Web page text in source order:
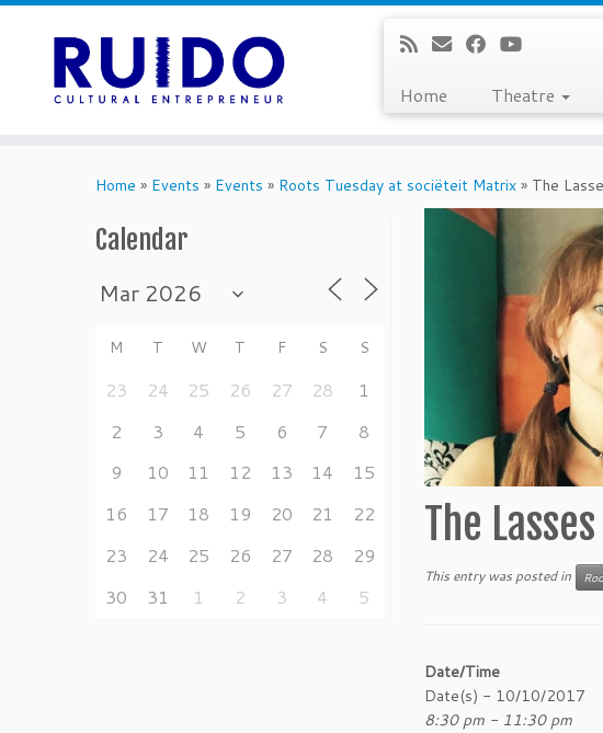
Home Theatre
Home » Events » Events » Roots Tuesday at sociëteit Matrix » The
Calendar
M T W T F S S
23 24 25 26 27 28
1
2
3 4 5 6 7
8
9
10 11 12 13 14
15
16
17 18 19 20 21
22
23
24 25 26 27 28
29
30
31 1 2 3 4 5
The
This entry was posted in
Date/Time
Date(s) - 10/10/2017
8:30 pm - 11:30 pm